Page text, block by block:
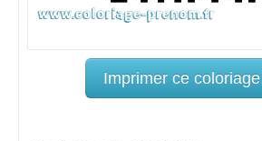
Imprimer ce coloriage